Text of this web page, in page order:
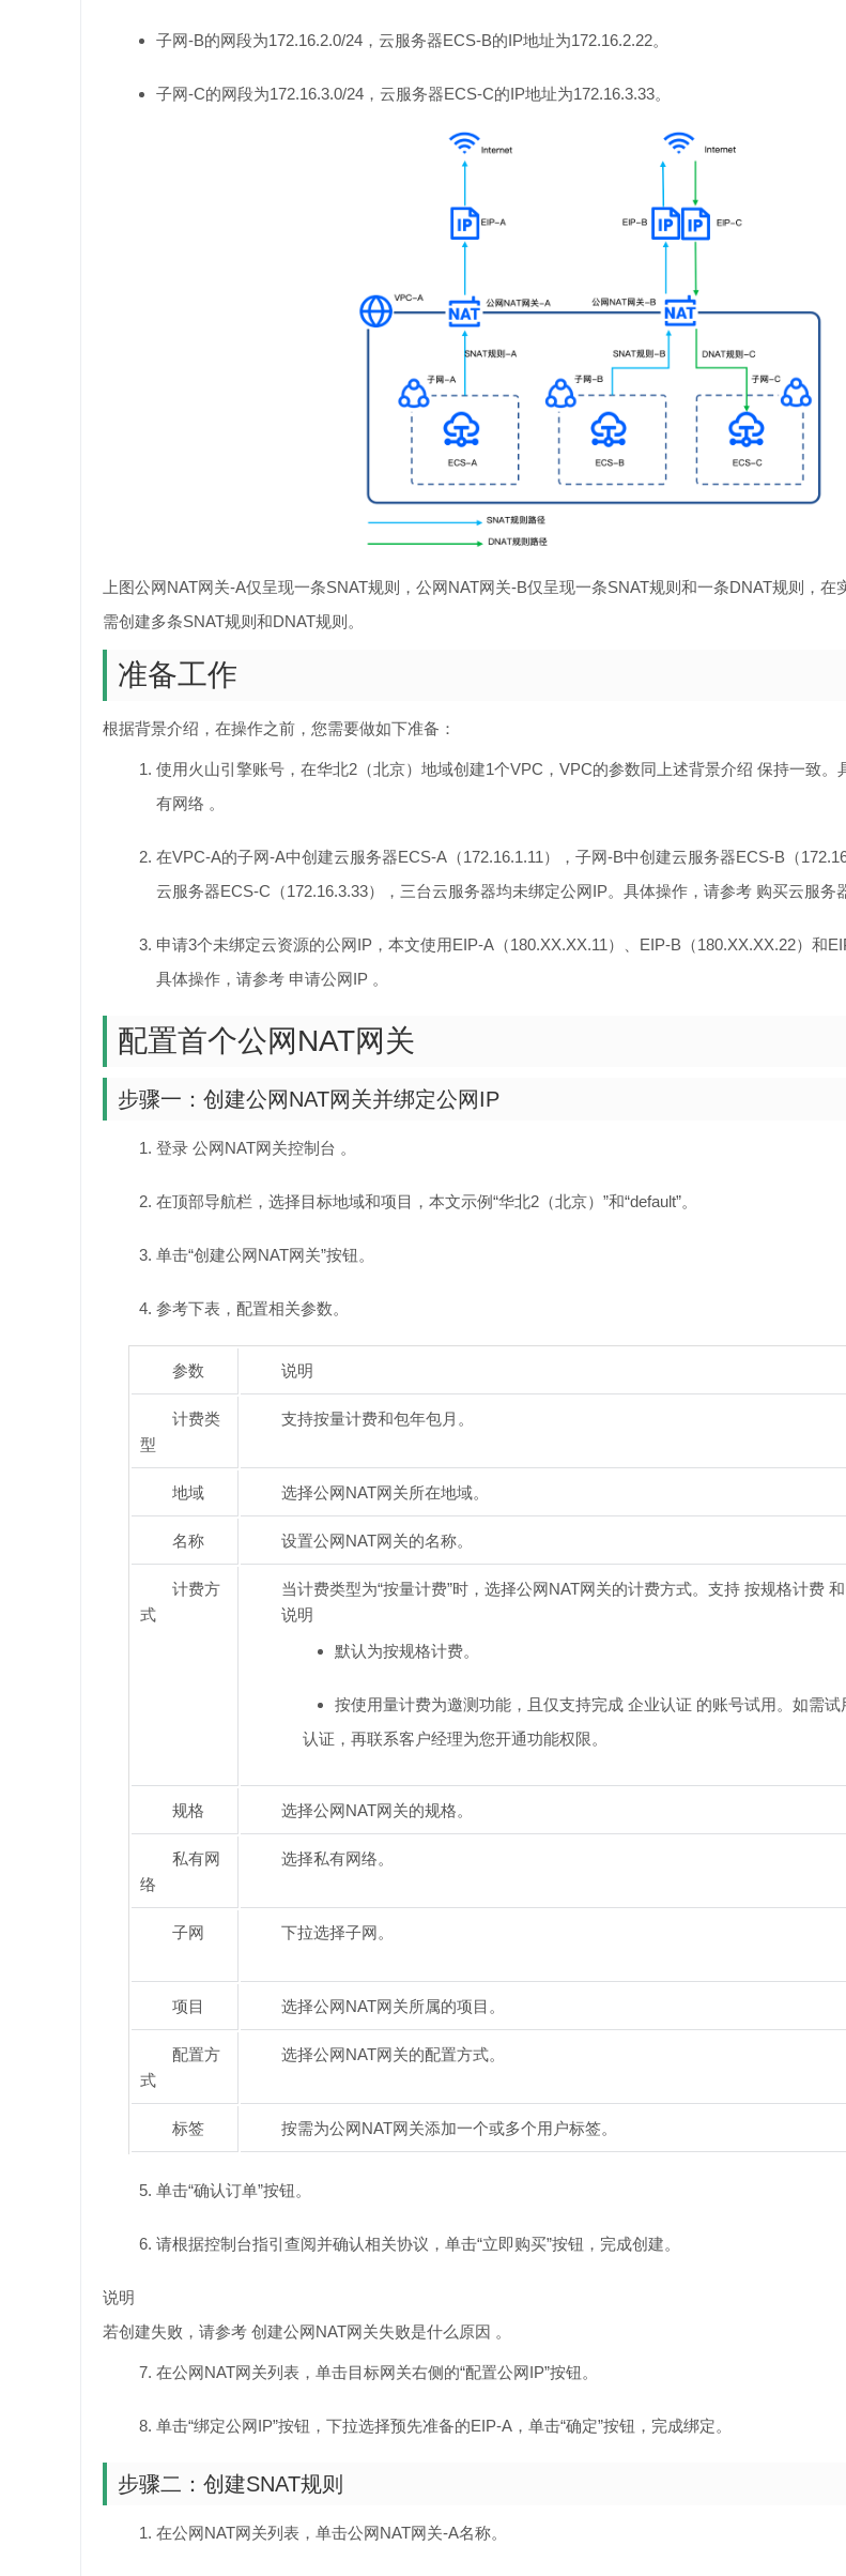
子网-B的网段为172.16.2.0/24，云服务器ECS-B的IP地址为172.16.2.22。
子网-C的网段为172.16.3.0/24，云服务器ECS-C的IP地址为172.16.3.33。
上图公网NAT网关-A仅呈现一条SNAT规则，公网NAT网关-B仅呈现一条SNAT规则和一条DNAT规则，在
需创建多条SNAT规则和DNAT规则。
准备工作
根据背景介绍，在操作之前，您需要做如下准备：
使用火山引擎账号，在华北2（北京）地域创建1个VPC，VPC的参数同上述背景介绍 保持一致。
有网络 。
在VPC-A的子网-A中创建云服务器ECS-A（172.16.1.11），子网-B中创建云服务器ECS-B（
云服务器ECS-C（172.16.3.33），三台云服务器均未绑定公网IP。具体操作，请参考 购买云服务
申请3个未绑定云资源的公网IP，本文使用EIP-A（180.XX.XX.11）、EIP-B（180.XX.XX.22）和
具体操作，请参考 申请公网IP 。
配置首个公网NAT网关
步骤一：创建公网NAT网关并绑定公网IP
登录 公网NAT网关控制台 。
在顶部导航栏，选择目标地域和项目，本文示例“华北2（北京）”和“default”。
单击“创建公网NAT网关”按钮。
参考下表，配置相关参数。
参数 说明
计费类
型
支持按量计费和包年包月。
地域 选择公网NAT网关所在地域。
名称 设置公网NAT网关的名称。
计费方
式
当计费类型为“按量计费”时，选择公网NAT网关的计费方式。支持 按规格计费 和
说明
默认为按规格计费。
按使用量计费为邀测功能，且仅支持完成 企业认证 的账号试用。如需试
认证，再联系客户经理为您开通功能权限。
规格 选择公网NAT网关的规格。
私有网
络
选择私有网络。
子网 下拉选择子网。
项目 选择公网NAT网关所属的项目。
配置方
式
选择公网NAT网关的配置方式。
标签 按需为公网NAT网关添加一个或多个用户标签。
单击“确认订单”按钮。
请根据控制台指引查阅并确认相关协议，单击“立即购买”按钮，完成创建。
说明
若创建失败，请参考 创建公网NAT网关失败是什么原因 。
在公网NAT网关列表，单击目标网关右侧的“配置公网IP”按钮。
单击“绑定公网IP”按钮，下拉选择预先准备的EIP-A，单击“确定”按钮，完成绑定。
步骤二：创建SNAT规则
在公网NAT网关列表，单击公网NAT网关-A名称。